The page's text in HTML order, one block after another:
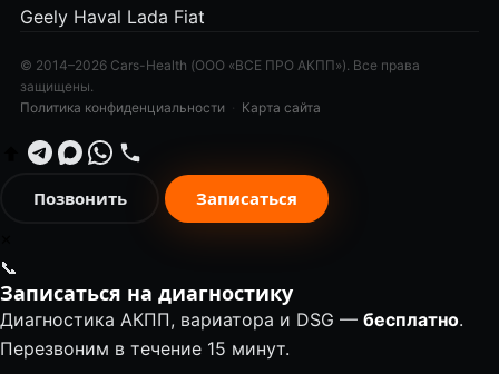
Geely Haval Lada Fiat
© 2014–2026 Cars-Health (ООО «ВСЕ ПРО АКПП»). Все права
защищены.
Политика конфиденциальности · Карта сайта
Позвонить Записаться
📞
Записаться на диагностику
Диагностика АКПП, вариатора и DSG — бесплатно.
Перезвоним в течение 15 минут.